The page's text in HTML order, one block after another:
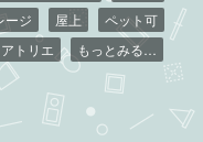
ージ 屋上
ペット可
アトリエ もっとみる…